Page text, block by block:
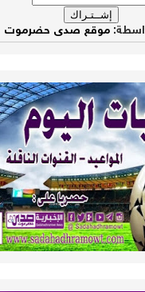
موقع صدى حضرموت